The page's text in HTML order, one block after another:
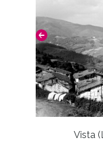
Licencia
CC BY-NC-SA
Vista